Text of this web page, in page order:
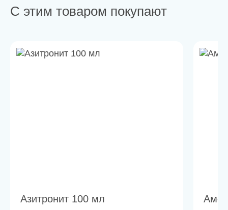
С этим товаром покупают
Азитронит 100 мл